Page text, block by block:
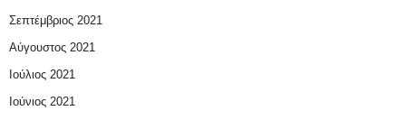
Σεπτέμβριος 2021
Αύγουστος 2021
Ιούλιος 2021
Ιούνιος 2021